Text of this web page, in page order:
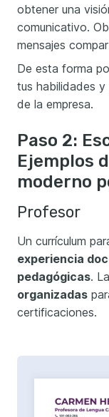
obtener una
comunicativo.
mensajes
De esta forma
tus habilidades
de la empresa.
Paso 2:
Ejemplos
moderno
Profesor
Un currículum
experiencia
pedagógicas.
organizadas
certificaciones.